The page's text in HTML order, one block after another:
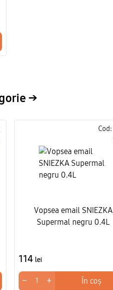
→
Cod:
Vopsea email SNIEZKA
Supermal negru 0.4L
114 lei
− + În coș